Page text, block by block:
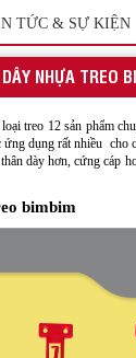
TỨC & SỰ KIỆN
NHỰA TREO
loại treo 12 sản phẩm
dụng rất nhiều cho
dày hơn, cứng cáp
bimbim